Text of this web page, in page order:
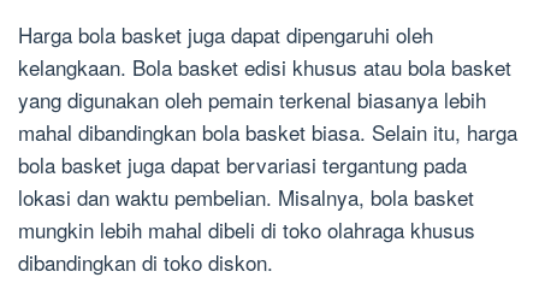
Harga bola basket juga dapat dipengaruhi oleh
kelangkaan. Bola basket edisi khusus atau bola basket
yang digunakan oleh pemain terkenal biasanya lebih
mahal dibandingkan bola basket biasa. Selain itu, harga
bola basket juga dapat bervariasi tergantung pada
lokasi dan waktu pembelian. Misalnya, bola basket
mungkin lebih mahal dibeli di toko olahraga khusus
dibandingkan di toko diskon.